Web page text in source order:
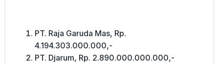
PT. Raja Garuda Mas, Rp.
4.194.303.000.000,-
PT. Djarum, Rp. 2.890.000.000.000,-